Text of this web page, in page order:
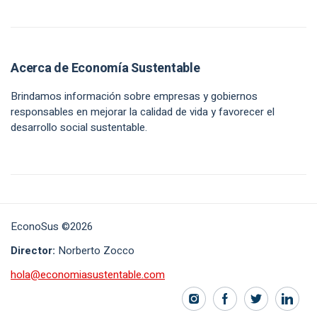
Acerca de Economía Sustentable
Brindamos información sobre empresas y gobiernos
responsables en mejorar la calidad de vida y favorecer el
desarrollo social sustentable.
EconoSus ©2026
Director: Norberto Zocco
hola@economiasustentable.com